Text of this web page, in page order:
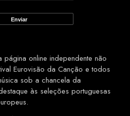
página online independente não
Eurovisão da Canção e todos
sob a chancela da
às seleções portuguesas